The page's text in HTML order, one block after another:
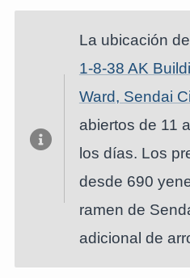
La ubicación
1-8-38 AK
Ward, Sendai
abiertos de 11
los días. Los
desde 690
ramen de
adicional de